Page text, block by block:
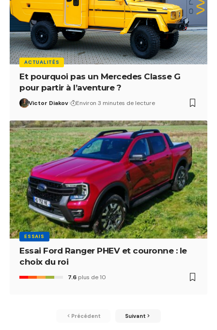
ACTUALITÉS
Et pourquoi pas un Mercedes Classe G
pour partir à l’aventure ?
Victor Diakov Environ 3 minutes de lecture
ESSAIS
Essai Ford Ranger PHEV et couronne : le
choix du roi
7.6 plus de 10
Précédent Suivant